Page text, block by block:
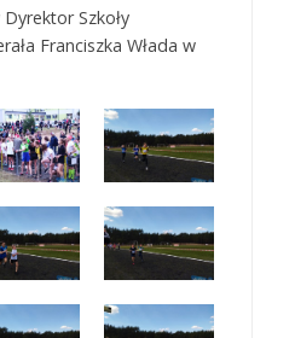
Szkoły
Franciszka Włada w